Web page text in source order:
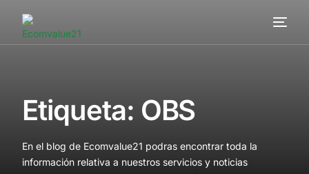
Etiqueta: OBS
En el blog de Ecomvalue21 podras encontrar toda la
información relativa a nuestros servicios y noticias
Valor añadido
Clientes